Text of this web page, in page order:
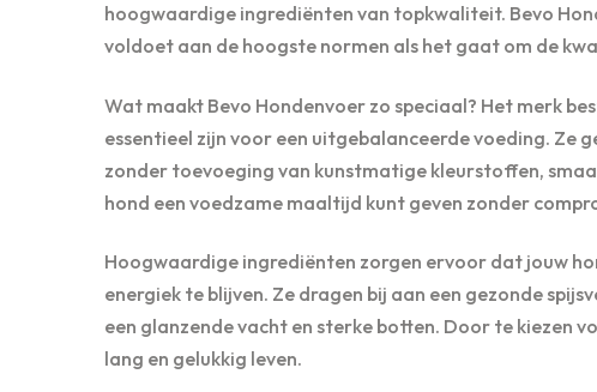
hoogwaardige ingrediënten van topkwaliteit. Bevo
voldoet aan de hoogste normen als het gaat om de
Wat maakt Bevo Hondenvoer zo speciaal? Het merk
essentieel zijn voor een uitgebalanceerde voeding. Ze
zonder toevoeging van kunstmatige kleurstoffen,
hond een voedzame maaltijd kunt geven zonder
Hoogwaardige ingrediënten zorgen ervoor dat jouw
energiek te blijven. Ze dragen bij aan een gezonde
een glanzende vacht en sterke botten. Door te kiezen
lang en gelukkig leven.